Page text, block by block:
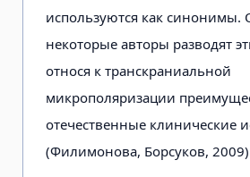
используются как синонимы.
некоторые авторы разводят
относя к транскраниальной
микрополяризации
отечественные клинические
(Филимонова, Борсуков,